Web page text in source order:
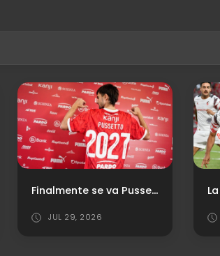
Finalmente se va Pussetto del "Rojo"
JUL 29, 2026